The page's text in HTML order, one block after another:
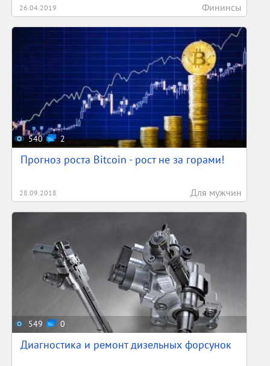
26.04.2019 Фининсы
540 2
Прогноз роста Bitcoin - рост не за горами!
28.09.2018 Для мужчин
549 0
Диагностика и ремонт дизельных форсунок